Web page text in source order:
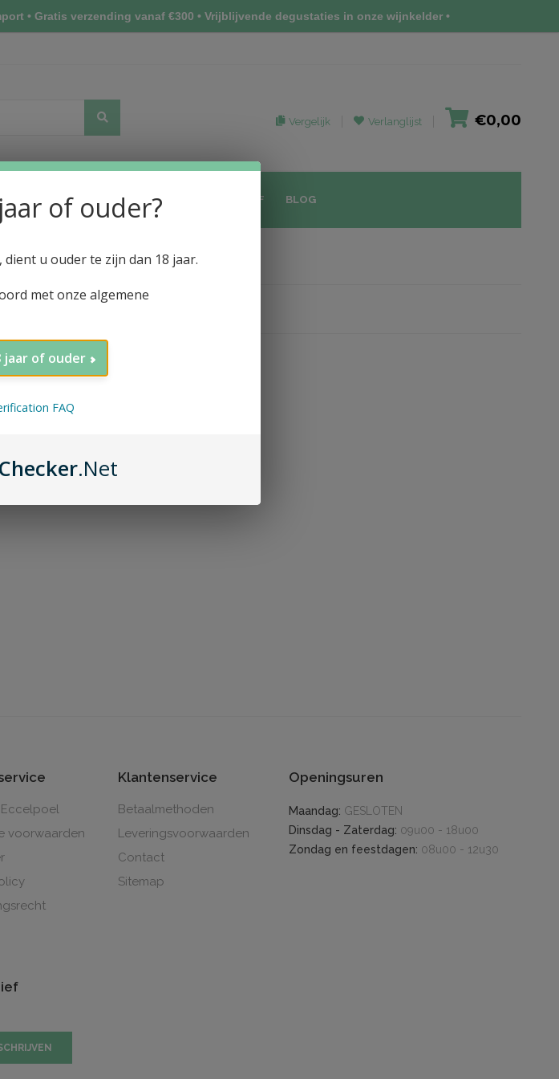
Vergelijk Verlanglijst €0,00
DRANKEN PRIJSLIJST WIJN NIEUWSBRIEF BLOG
Eccelpoel
voorwaarden
Klantenservice
Betaalmethoden
Leveringsvoorwaarden
Contact
Sitemap
Openingsuren
Maandag: GESLOTEN
Dinsdag - Zaterdag: 09u00 - 18u00
Zondag en feestdagen: 08u00 - 12u30
• Gratis verzending vanaf €300 • Vrijblijvende degustaties in onze wijnkelder •
of ouder?
u ouder te zijn dan 18 jaar.
met onze algemene
jaar of ouder
FAQ
Checker.Net